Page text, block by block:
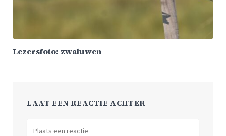
Lezersfoto: zwaluwen
LAAT EEN REACTIE ACHTER